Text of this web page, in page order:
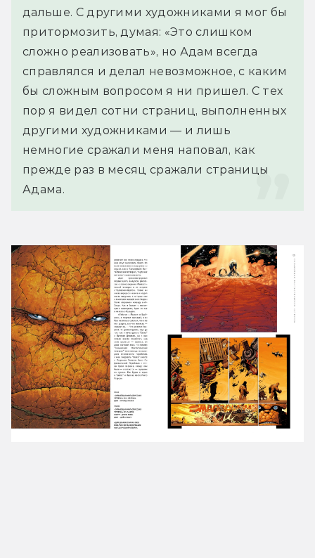
дальше. С другими художниками я мог бы
притормозить, думая: «Это слишком
сложно реализовать», но Адам всегда
справлялся и делал невозможное, с каким
бы сложным вопросом я ни пришел. С тех
пор я видел сотни страниц, выполненных
другими художниками — и лишь
немногие сражали меня наповал, как
прежде раз в месяц сражали страницы
Адама.